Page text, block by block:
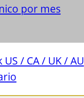
por mes
/ CA / UK / AU